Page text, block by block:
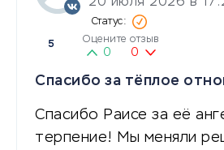
5 Оцените отзыв
0 0
Спасибо за тёплое
Спасибо Раисе за её
терпение! Мы меняли